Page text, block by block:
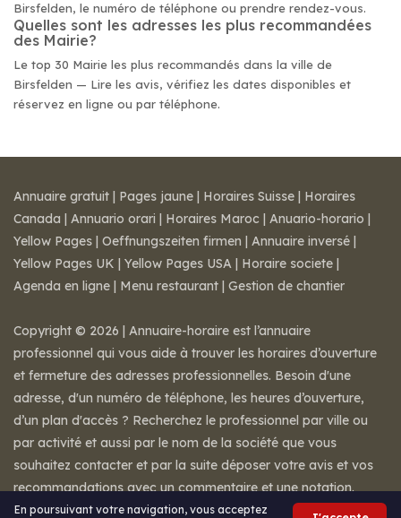
Birsfelden, le numéro de téléphone ou prendre rendez-vous.
Quelles sont les adresses les plus recommandées
des Mairie?
Le top 30 Mairie les plus recommandés dans la ville de
Birsfelden — Lire les avis, vérifiez les dates disponibles et
réservez en ligne ou par téléphone.
En poursuivant votre navigation, vous acceptez
Annuaire gratuit | Pages jaune | Horaires Suisse | Horaires
Canada | Annuario orari | Horaires Maroc | Anuario-horario |
Yellow Pages | Oeffnungszeiten firmen | Annuaire inversé |
Yellow Pages UK | Yellow Pages USA | Horaire societe |
Agenda en ligne | Menu restaurant | Gestion de chantier
Copyright © 2026 | Annuaire-horaire est l’annuaire
professionnel qui vous aide à trouver les horaires d’ouverture
et fermeture des adresses professionnelles. Besoin d'une
adresse, d'un numéro de téléphone, les heures d’ouverture,
d’un plan d'accès ? Recherchez le professionnel par ville ou
par activité et aussi par le nom de la société que vous
souhaitez contacter et par la suite déposer votre avis et vos
recommandations avec un commentaire et une notation.
Mentions légales-Conditions de ventes-Contact